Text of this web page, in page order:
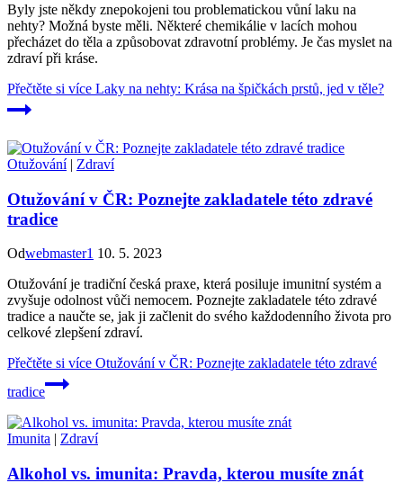
Byly jste někdy znepokojeni tou problematickou vůní laku na
nehty? Možná byste měli. Některé chemikálie v lacích mohou
přecházet do těla a způsobovat zdravotní problémy. Je čas myslet na
zdraví při kráse.
Přečtěte si více Laky na nehty: Krása na špičkách prstů, jed v těle?
Otužování| Zdraví
Otužování v ČR: Poznejte zakladatele této zdravé
tradice
Odwebmaster1 10. 5. 2023
Otužování je tradiční česká praxe, která posiluje imunitní systém a
zvyšuje odolnost vůči nemocem. Poznejte zakladatele této zdravé
tradice a naučte se, jak ji začlenit do svého každodenního života pro
celkové zlepšení zdraví.
Přečtěte si více Otužování v ČR: Poznejte zakladatele této zdravé
tradice
Imunita | Zdraví
Alkohol vs. imunita: Pravda, kterou musíte znát